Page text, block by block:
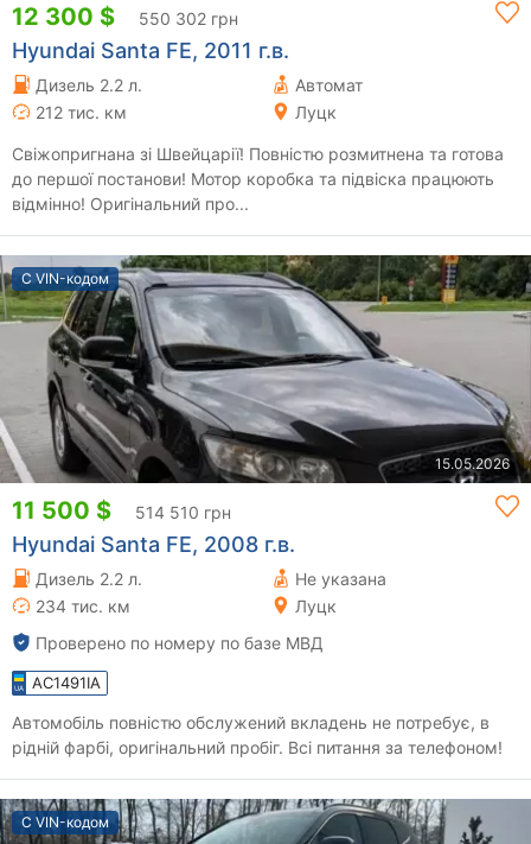
12 300 $ 550 302 грн
Hyundai Santa FE, 2011 г.в.
Дизель 2.2 л.
Автомат
212 тис. км
Луцк
Свіжопригнана зі Швейцарії! Повністю розмитнена та готова
до першої постанови! Мотор коробка та підвіска працюють
відмінно! Оригінальний про...
С VIN-кодом
15.05.2026
11 500 $ 514 510 грн
Hyundai Santa FE, 2008 г.в.
Дизель 2.2 л.
Не указана
234 тис. км
Луцк
Проверено по номеру по базе МВД
AC1491IA
Автомобіль повністю обслужений вкладень не потребує, в
рідній фарбі, оригінальний пробіг. Всі питання за телефоном!
С VIN-кодом